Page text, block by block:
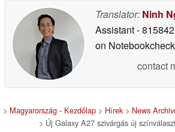
Translator: Ninh
Assistant-
on Notebookcheck
contact
> Magyarország - Kezdőlap > Hírek > News
> Új Galaxy A27 szivárgás új